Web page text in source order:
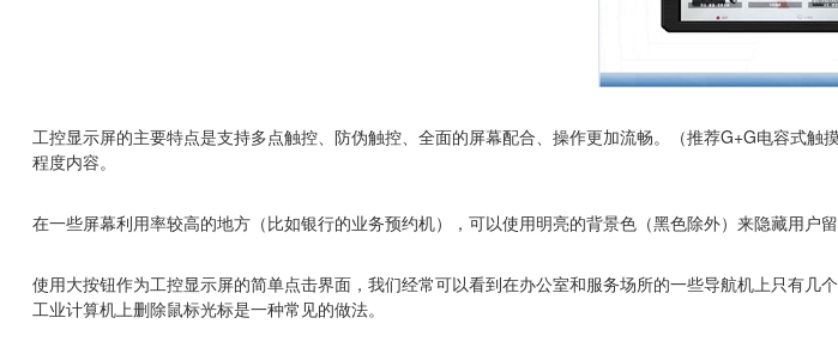
工控显示屏的主要特点是支持多点触控、防伪触控、全面的屏幕配合、操作更加流畅。（推荐G+G电容式
程度内容。
在一些屏幕利用率较高的地方（比如银行的业务预约机），可以使用明亮的背景色（黑色除外）来隐藏用户
使用大按钮作为工控显示屏的简单点击界面，我们经常可以看到在办公室和服务场所的一些导航机上只有
工业计算机上删除鼠标光标是一种常见的做法。